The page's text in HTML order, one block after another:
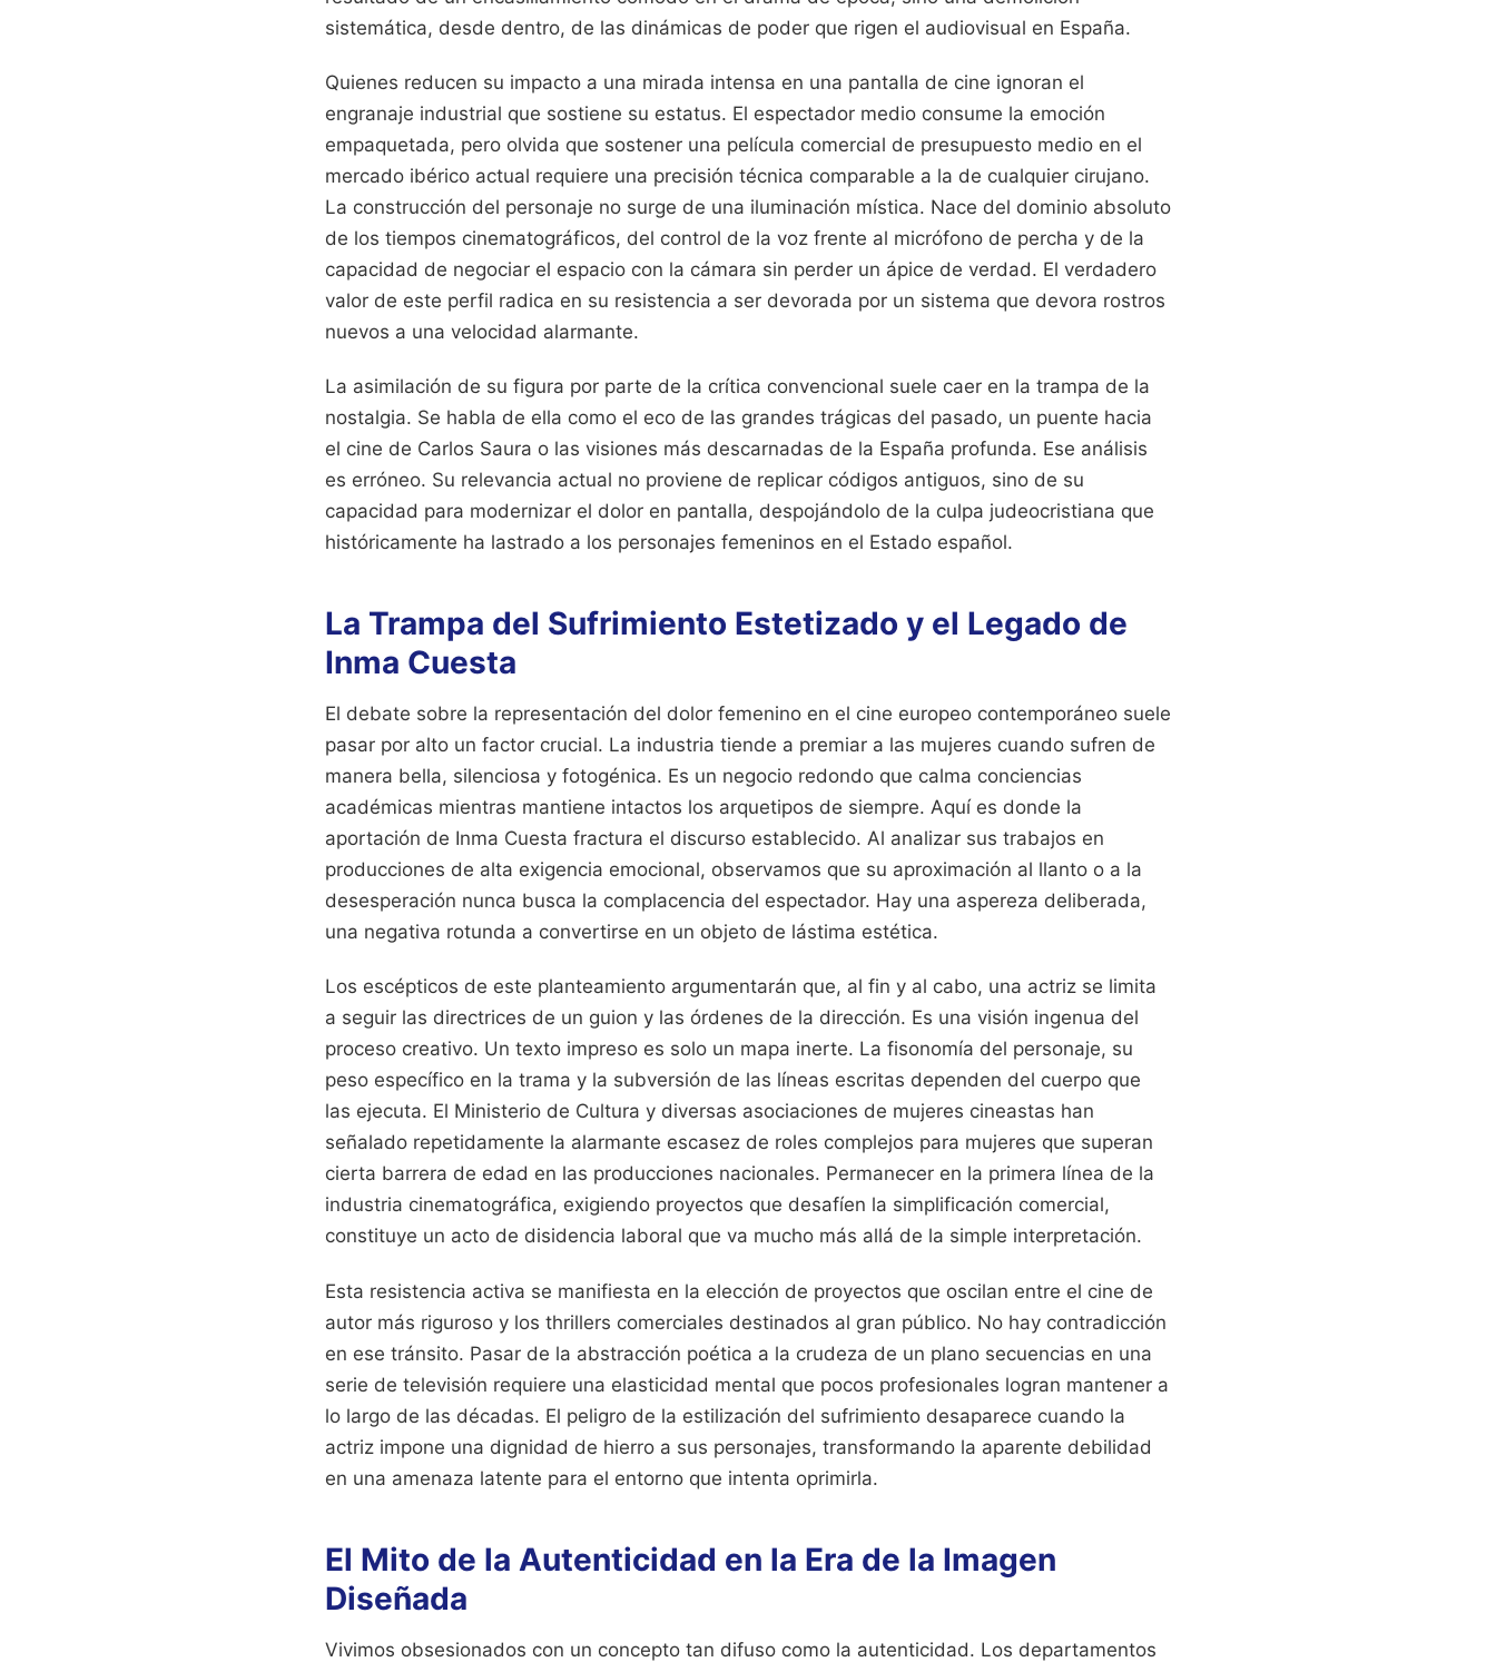
sistemática, desde dentro, de las dinámicas de poder que rigen el audiovisual en España.
Quienes reducen su impacto a una mirada intensa en una pantalla de cine ignoran el
engranaje industrial que sostiene su estatus. El espectador medio consume la emoción
empaquetada, pero olvida que sostener una película comercial de presupuesto medio en el
mercado ibérico actual requiere una precisión técnica comparable a la de cualquier cirujano.
La construcción del personaje no surge de una iluminación mística. Nace del dominio absoluto
de los tiempos cinematográficos, del control de la voz frente al micrófono de percha y de la
capacidad de negociar el espacio con la cámara sin perder un ápice de verdad. El verdadero
valor de este perfil radica en su resistencia a ser devorada por un sistema que devora rostros
nuevos a una velocidad alarmante.
La asimilación de su figura por parte de la crítica convencional suele caer en la trampa de la
nostalgia. Se habla de ella como el eco de las grandes trágicas del pasado, un puente hacia
el cine de Carlos Saura o las visiones más descarnadas de la España profunda. Ese análisis
es erróneo. Su relevancia actual no proviene de replicar códigos antiguos, sino de su
capacidad para modernizar el dolor en pantalla, despojándolo de la culpa judeocristiana que
históricamente ha lastrado a los personajes femeninos en el Estado español.
La Trampa del Sufrimiento Estetizado y el Legado de
Inma Cuesta
El debate sobre la representación del dolor femenino en el cine europeo contemporáneo suele
pasar por alto un factor crucial. La industria tiende a premiar a las mujeres cuando sufren de
manera bella, silenciosa y fotogénica. Es un negocio redondo que calma conciencias
académicas mientras mantiene intactos los arquetipos de siempre. Aquí es donde la
aportación de Inma Cuesta fractura el discurso establecido. Al analizar sus trabajos en
producciones de alta exigencia emocional, observamos que su aproximación al llanto o a la
desesperación nunca busca la complacencia del espectador. Hay una aspereza deliberada,
una negativa rotunda a convertirse en un objeto de lástima estética.
Los escépticos de este planteamiento argumentarán que, al fin y al cabo, una actriz se limita
a seguir las directrices de un guion y las órdenes de la dirección. Es una visión ingenua del
proceso creativo. Un texto impreso es solo un mapa inerte. La fisonomía del personaje, su
peso específico en la trama y la subversión de las líneas escritas dependen del cuerpo que
las ejecuta. El Ministerio de Cultura y diversas asociaciones de mujeres cineastas han
señalado repetidamente la alarmante escasez de roles complejos para mujeres que superan
cierta barrera de edad en las producciones nacionales. Permanecer en la primera línea de la
industria cinematográfica, exigiendo proyectos que desafíen la simplificación comercial,
constituye un acto de disidencia laboral que va mucho más allá de la simple interpretación.
Esta resistencia activa se manifiesta en la elección de proyectos que oscilan entre el cine de
autor más riguroso y los thrillers comerciales destinados al gran público. No hay contradicción
en ese tránsito. Pasar de la abstracción poética a la crudeza de un plano secuencias en una
serie de televisión requiere una elasticidad mental que pocos profesionales logran mantener a
lo largo de las décadas. El peligro de la estilización del sufrimiento desaparece cuando la
actriz impone una dignidad de hierro a sus personajes, transformando la aparente debilidad
en una amenaza latente para el entorno que intenta oprimirla.
El Mito de la Autenticidad en la Era de la Imagen
Diseñada
Vivimos obsesionados con un concepto tan difuso como la autenticidad. Los departamentos